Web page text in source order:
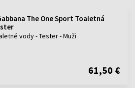
The One Sport Toaletná
vody - Tester - Muži
61,50 €